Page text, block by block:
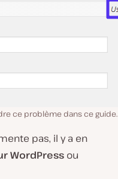
ce problème dans ce guide.
pas, il y a en
WordPress ou